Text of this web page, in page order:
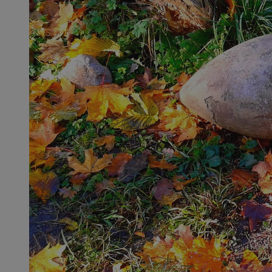
SessID
QeSessID
MvSessID
msToken
Nazwa
Nazwa
Provider
Domena